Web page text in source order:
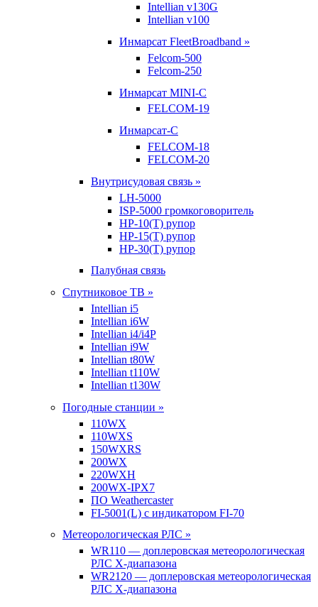
Intellian v130G
Intellian v100
Инмарсат FleetBroadband »
Felcom-500
Felcom-250
Инмарсат MINI-C
FELCOM-19
Инмарсат-С
FELCOM-18
FELCOM-20
Внутрисудовая связь »
LH-5000
ISP-5000 громкоговоритель
HP-10(T) рупор
HP-15(T) рупор
HP-30(T) рупор
Палубная связь
Спутниковое ТВ »
Intellian i5
Intellian i6W
Intellian i4/i4P
Intellian i9W
Intellian t80W
Intellian t110W
Intellian t130W
Погодные станции »
110WX
110WXS
150WXRS
200WX
220WXH
200WX-IPX7
ПО Weathercaster
FI-5001(L) с индикатором FI-70
Метеорологическая РЛС »
WR110 — доплеровская метеорологическая
РЛС X-диапазона
WR2120 — доплеровская метеорологическая
РЛС X-диапазона